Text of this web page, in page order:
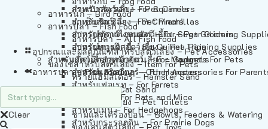
อาหารนก – Bird Food
อาหารปลา – Fish Food
อาหารปลา – All Fish Food
อุปกรณและผลิตภัณฑ์สำหรับสัตว์เลี้ยง – Pet Accessories
ของใช้สำหรับสัตว์เลี้ยง – Item For Pets
ทรายแฮมสเตอร์ – Hamster Sand
ทรายแมว – Cat Sand
ห้องน้ำสัตว์เลี้ยง – Pet Toilets
ชามและเครื่องป้อน – Bowls, Feeders & Watering
กระเป๋าสัตว์เลี้ยง – Pet Carriers
รถเข็นสัตว์เลี้ยง – Pet Prams
อุปกรณ์ตัดแต่งขนสัตว์เลี้ยง – Pet Grooming
อุปกรณ์การฝึกสัตว์เลี้ยง – Pet Training Supplies
แก็ดเจ็ตสำหรับสัตว์เลี้ยง – Gadgets For Pets
อุปกรณ์เสริมอื่นๆ – Other Accessories For
สำหรับกระรอก – For Squirrels
สำหรับชินชิล่า – For Chinchillas
สำหรับชูการ์ไกลเดอร์ – For Sugar Gliders
สำหรับหนูแกสบี้ – For Guinea Pigs
สำหรับสัตว์เลี้ยงลูกด้วยนม – For Mammals
สำหรับแฮมสเตอร์ – For Hamsters
สำหรับเฟอเรท – For Ferrets
สำหรับหนู – For Rats and Mice
สำหรับเม่น – For Hedgehogs
สำหรับกระรอกดิน – For Prairie Dogs
อาหารปลา – Fish Food
Clear